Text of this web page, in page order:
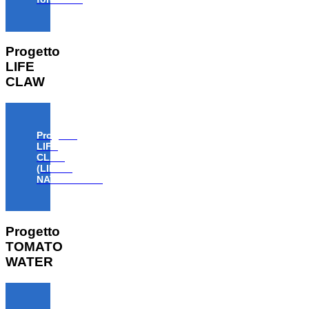
Progetto
LIFE
CLAW
Progetto
LIFE
CLAW
(LIFE18
NAT/IT/000806)
Progetto
TOMATO
WATER